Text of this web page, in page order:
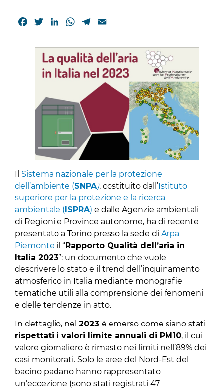
Facebook
TwitterLinkedInWhatsApp
Telegram
Il Sistema nazionale per la protezione
dell’ambiente (SNPA), costituito dall’Istituto
superiore per la protezione e la ricerca
ambientale (ISPRA) e dalle Agenzie ambientali
di Regioni e Province autonome, ha di recente
presentato a Torino presso la sede di Arpa
Piemonte il “Rapporto Qualità dell’aria in
Italia 2023”: un documento che vuole
descrivere lo stato e il trend dell’inquinamento
atmosferico in Italia mediante monografie
tematiche utili alla comprensione dei fenomeni
e delle tendenze in atto.
In dettaglio, nel 2023 è emerso come siano stati
rispettati i valori limite annuali di PM10, il cui
valore giornaliero è rimasto nei limiti nell’89% dei
casi monitorati. Solo le aree del Nord-Est del
bacino padano hanno rappresentato
un’eccezione (sono stati registrati 47